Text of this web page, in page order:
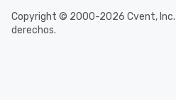
Copyright © 2000-2026 Cvent, Inc.
derechos.